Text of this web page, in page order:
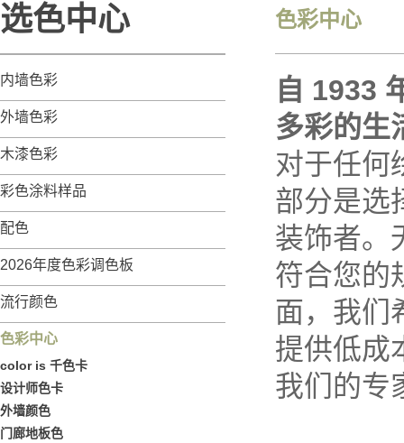
色彩中心
自 1933
多彩的生
对于任何
部分是选
装饰者。
符合您的
面，我们
提供低成
我们的专
选色中心
内墙色彩
外墙色彩
木漆色彩
彩色涂料样品
配色
2026年度色彩调色板
流行颜色
色彩中心
color is 千色卡
设计师色卡
外墙颜色
门廊地板色